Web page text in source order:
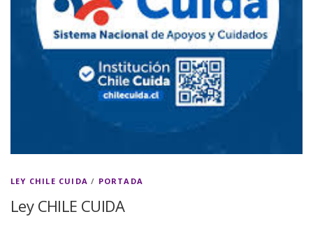
LEY CHILE CUIDA / PORTADA
Ley CHILE CUIDA